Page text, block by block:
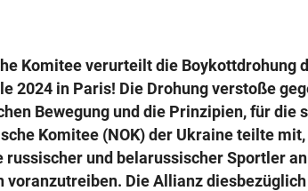
2026
Komitee verurteilt die Boykottdrohung
2024 in Paris! Die Drohung verstoße
Bewegung und die Prinzipien, für die
Komitee (NOK) der Ukraine teilte
russischer und belarussischer Sportler an
Die Allianz diesbezüglich